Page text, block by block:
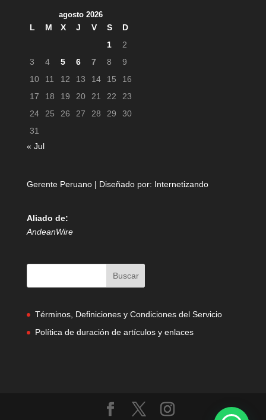
agosto 2026
L M X J V S
D
1
2
3
4 5 6 7 8
9
10
11 12 13 14 15
16
17
18 19 20 21 22
23
24
25 26 27 28 29
30
31
« Jul
Gerente Peruano | Diseñado por: Internetizando
Aliado de:
AndeanWire
Términos, Definiciones y Condiciones del Servicio
Política de duración de artículos y enlaces